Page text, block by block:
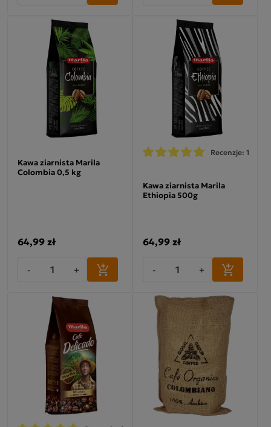
Kawa ziarnista Marila
Colombia 0,5 kg
64,99 zł
- +
Recenzje: 1
Kawa ziarnista Marila
Ethiopia 500g
64,99 zł
- +